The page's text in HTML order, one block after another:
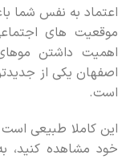
اعتماد به نفس شما
موقعیت های
اهمیت داشتن
اصفهان یکی از
است.
این کاملا طبیعی است